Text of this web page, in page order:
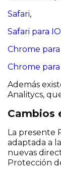
Safari,
Safari para
Chrome
Chrome
Además
Analitycs,
Cambios
La presente
adaptada a
nuevas
Protección